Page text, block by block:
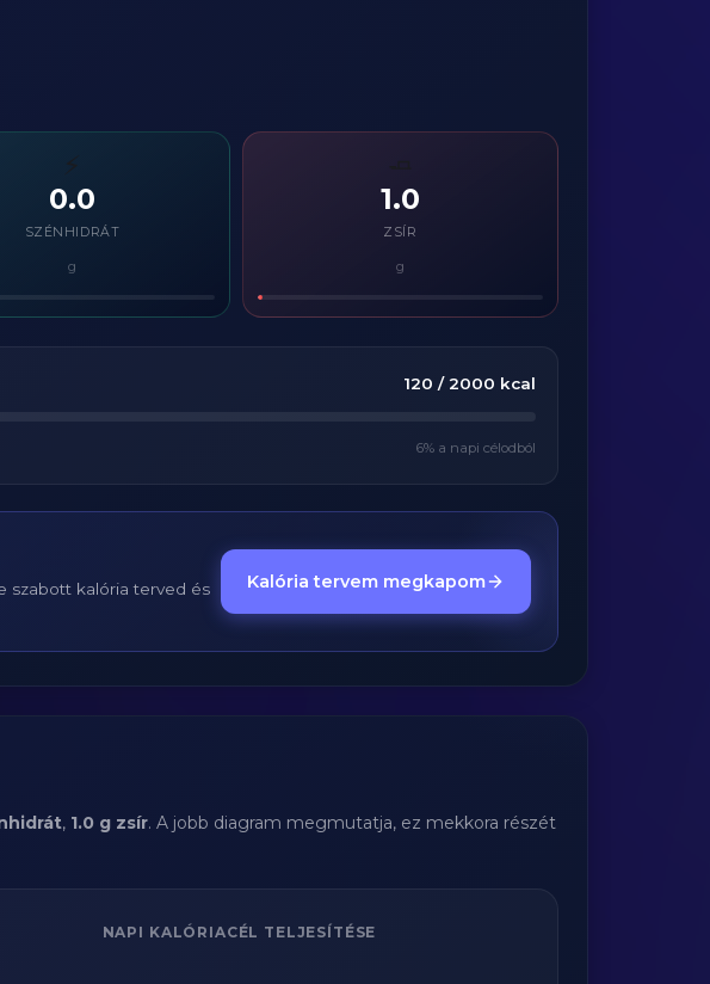
⚡
0.0
SZÉNHIDRÁT
g
1.0
ZSÍR
g
120 / 2000 kcal
6% a napi célodból
szabott kalória terved és
Kalória tervem megkapom
, 1.0 g zsír. A jobb diagram megmutatja, ez mekkora részét
NAPI KALÓRIACÉL TELJESÍTÉSE